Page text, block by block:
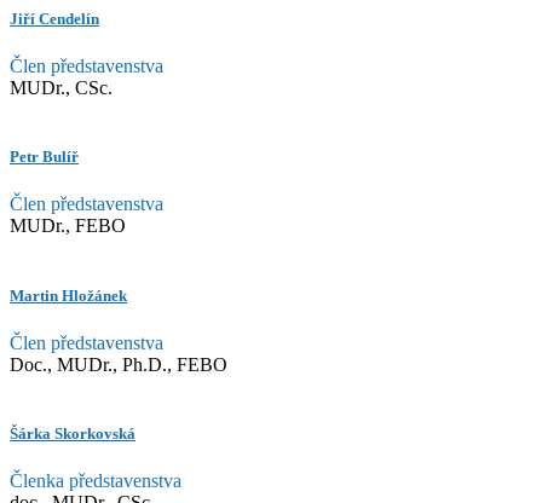
Jiří Cendelín
Člen představenstva
MUDr., CSc.
Petr Bulíř
Člen představenstva
MUDr., FEBO
Martin Hložánek
Člen představenstva
Doc., MUDr., Ph.D., FEBO
Šárka Skorkovská
Členka představenstva